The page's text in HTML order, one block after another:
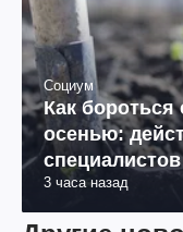
Социум
Как бороться
осенью:
специалистов
3 часа назад